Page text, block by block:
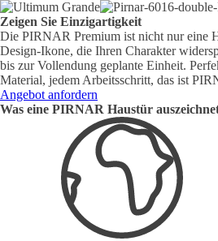
Zeigen Sie Einzigartigkeit
Die PIRNAR Premium ist nicht nur eine
Design-Ikone, die Ihren Charakter
bis zur Vollendung geplante Einheit.
Material, jedem Arbeitsschritt, das ist
Angebot anfordern
Was eine PIRNAR Haustür